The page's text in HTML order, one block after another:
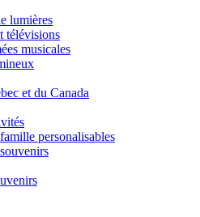
lumières
télévisions
musicales
et du Canada
personalisables